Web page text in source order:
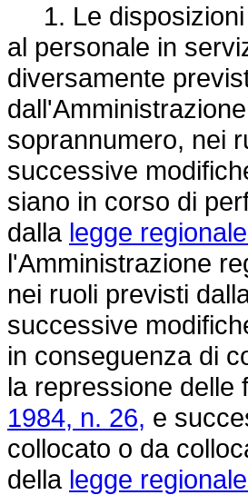
1. Le disposizioni
al personale in
diversamente
soprannumero, nei
successive
siano in corso di
dalla legge
l'Amministrazione
nei ruoli previsti
successive
in conseguenza di
la repressione
1984, n. 26, e
collocato o da
della legge